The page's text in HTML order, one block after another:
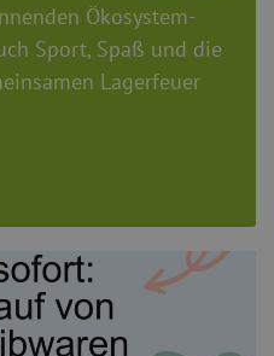
Ökosystem-
Sport, Spaß und die
Lagerfeuer